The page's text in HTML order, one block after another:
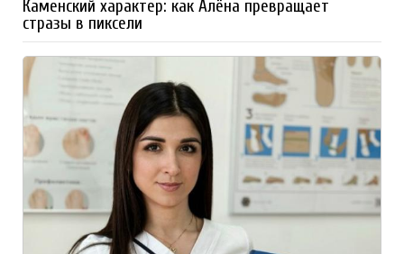
Каменский характер: как Алёна превращает
стразы в пиксели